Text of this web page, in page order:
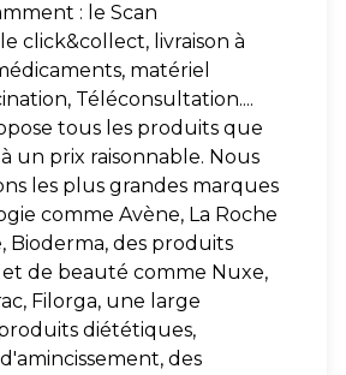
: le Scan
click&collect, livraison à
matériel
Téléconsultation....
tous les produits que
un prix raisonnable. Nous
les plus grandes marques
comme Avène, La Roche
Bioderma, des produits
de beauté comme Nuxe,
Filorga, une large
diététiques,
des